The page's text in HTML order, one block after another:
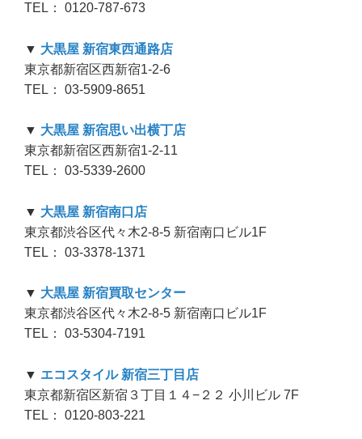
TEL： 0120-787-673
▼ 大黒屋 新宿東西通路店
東京都新宿区西新宿1-2-6
TEL： 03-5909-8651
▼ 大黒屋 新宿思い出横丁店
東京都新宿区西新宿1-2-11
TEL： 03-5339-2600
▼ 大黒屋 新宿南口店
東京都渋谷区代々木2-8-5 新宿南口ビル1F
TEL： 03-3378-1371
▼ 大黒屋 新宿買取センター
東京都渋谷区代々木2-8-5 新宿南口ビル1F
TEL： 03-5304-7191
▼ エコスタイル 新宿三丁目店
東京都新宿区新宿３丁目１４−２２ 小川ビル 7F
TEL： 0120-803-221